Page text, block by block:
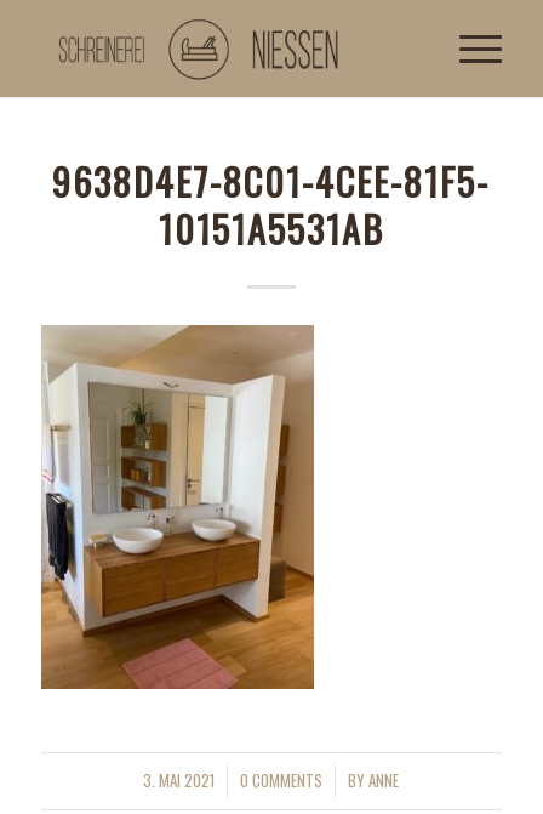
9638D4E7-8C01-4CEE-81F5-
10151A5531AB
3. MAI 2021
/ 0 COMMENTS
/ BYANNE